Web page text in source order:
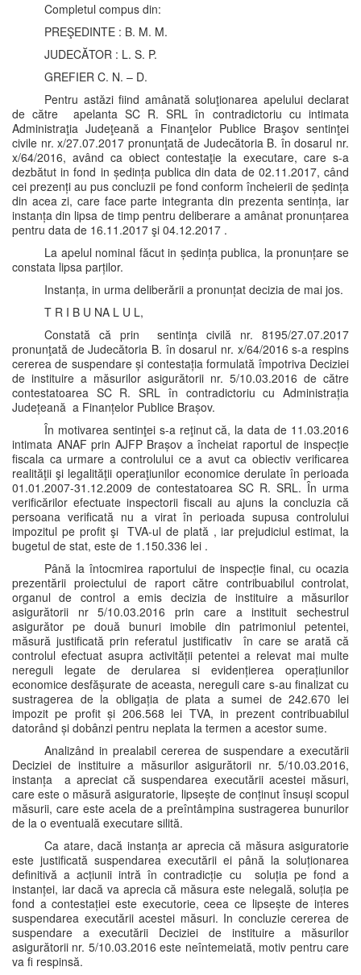
Completul compus din:
PREŞEDINTE : B. M. M.
JUDECĂTOR : L. S. P.
GREFIER C. N. – D.
Pentru astăzi fiind amânată soluţionarea apelului declarat
de către apelanta SC R. SRL în contradictoriu cu intimata
Administraţia Judeţeană a Finanţelor Publice Braşov sentinţei
civile nr. x/27.07.2017 pronunţată de Judecătoria B. în dosarul nr.
x/64/2016, având ca obiect contestaţie la executare, care s-a
dezbătut in fond in ședința publica din data de 02.11.2017, când
cei prezenți au pus concluzii pe fond conform încheierii de ședința
din acea zi, care face parte integranta din prezenta sentința, iar
instanța din lipsa de timp pentru deliberare a amânat pronunțarea
pentru data de 16.11.2017 şi 04.12.2017 .
La apelul nominal făcut in ședința publica, la pronunțare se
constata lipsa parților.
Instanța, in urma deliberării a pronunțat decizia de mai jos.
T R I B U NA L U L,
Constată că prin sentinţa civilă nr. 8195/27.07.2017
pronunţată de Judecătoria B. în dosarul nr. x/64/2016 s-a respins
cererea de suspendare și contestația formulată împotriva Deciziei
de instituire a măsurilor asigurătorii nr. 5/10.03.2016 de către
contestatoarea SC R. SRL în contradictoriu cu Administrația
Județeană a Finanțelor Publice Brașov.
În motivarea sentinţei s-a reţinut că, la data de 11.03.2016
intimata ANAF prin AJFP Brașov a încheiat raportul de inspecție
fiscala ca urmare a controlului ce a avut ca obiectiv verificarea
realităţii şi legalităţii operaţiunilor economice derulate în perioada
01.01.2007-31.12.2009 de contestatoarea SC R. SRL. În urma
verificărilor efectuate inspectorii fiscali au ajuns la concluzia că
persoana verificată nu a virat în perioada supusa controlului
impozitul pe profit şi TVA-ul de plată , iar prejudiciul estimat, la
bugetul de stat, este de 1.150.336 lei .
Până la întocmirea raportului de inspecție final, cu ocazia
prezentării proiectului de raport către contribuabilul controlat,
organul de control a emis decizia de instituire a măsurilor
asigurătorii nr 5/10.03.2016 prin care a instituit sechestrul
asigurător pe două bunuri imobile din patrimoniul petentei,
măsură justificată prin referatul justificativ în care se arată că
controlul efectuat asupra activității petentei a relevat mai multe
nereguli legate de derularea si evidențierea operațiunilor
economice desfășurate de aceasta, nereguli care s-au finalizat cu
sustragerea de la obligația de plata a sumei de 242.670 lei
impozit pe profit și 206.568 lei TVA, in prezent contribuabilul
datorând și dobânzi pentru neplata la termen a acestor sume.
Analizând in prealabil cererea de suspendare a executării
Deciziei de instituire a măsurilor asigurătorii nr. 5/10.03.2016,
instanța a apreciat că suspendarea executării acestei măsuri,
care este o măsură asiguratorie, lipsește de conținut însuși scopul
măsurii, care este acela de a preîntâmpina sustragerea bunurilor
de la o eventuală executare silită.
Ca atare, dacă instanța ar aprecia că măsura asiguratorie
este justificată suspendarea executării ei până la soluționarea
definitivă a acțiunii intră în contradicție cu soluția pe fond a
instanței, iar dacă va aprecia că măsura este nelegală, soluția pe
fond a contestației este executorie, ceea ce lipsește de interes
suspendarea executării acestei măsuri. In concluzie cererea de
suspendare a executării Deciziei de instituire a măsurilor
asigurătorii nr. 5/10.03.2016 este neîntemeiată, motiv pentru care
va fi respinsă.